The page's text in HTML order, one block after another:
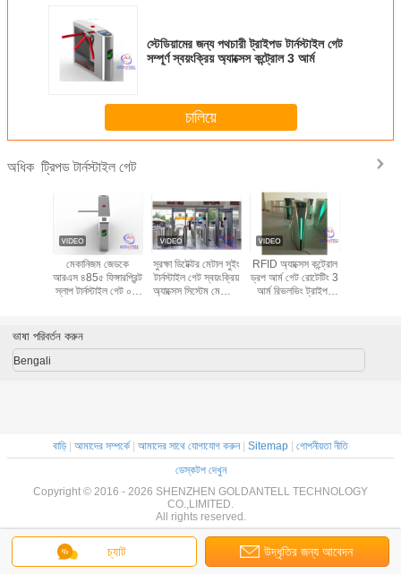
স্টেডিয়ামের জন্য পথচারী ট্রাইপড টার্নস্টাইল গেট
সম্পূর্ণ স্বয়ংক্রিয় অ্যাক্সেস কন্ট্রোল 3 আর্ম
চালিয়ে
অধিক ট্রিপড টার্নস্টাইল গেট
মেকানিজম জেডকে
আরএস ৪85৫ ফিঙ্গারপ্রিন্ট
স্লাপ টার্নস্টাইল গেট ০.২
সুরক্ষা ডিটেক্টর মেটাল সুইং
টার্নস্টাইল গেট স্বয়ংক্রিয়
অ্যাক্সেস সিস্টেম মেট্রোর
RFID অ্যাক্সেস কন্ট্রোল
ড্রপ আর্ম গেট রোটেটিং 3
আর্ম রিভলভিং ট্রাইপড
চ্যাট উদ্ধৃতির জন্য আবেদন
ভাষা পরিবর্তন করুন
Bengali
বাড়ি| আমাদের সম্পর্কে আমাদের সাথে যোগাযোগ করুন| Sitemap
গোপনীয়তা নীতি
ডেস্কটপ দেখুন
Copyright © 2016 - 2026 SHENZHEN GOLDANTELL TECHNOLOGY
CO.,LIMITED.
All rights reserved.